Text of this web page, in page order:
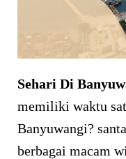
Sehari Di
memiliki waktu
Banyuwangi?
berbagai macam